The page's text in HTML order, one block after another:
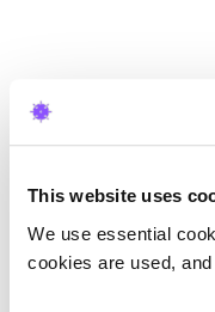
This website uses
We use essential
cookies are used,